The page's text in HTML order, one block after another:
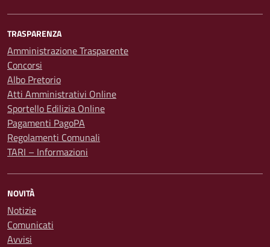
TRASPARENZA
Amministrazione Trasparente
Concorsi
Albo Pretorio
Atti Amministrativi Online
Sportello Edilizia Online
Pagamenti PagoPA
Regolamenti Comunali
TARI – Informazioni
NOVITÀ
Notizie
Comunicati
Avvisi